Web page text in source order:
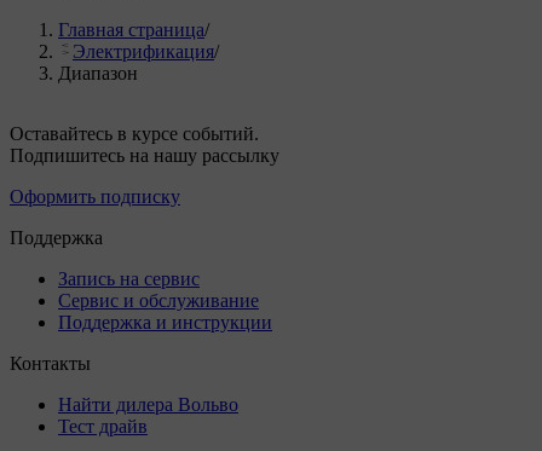
Главная страница/
Электрификация/
Диапазон